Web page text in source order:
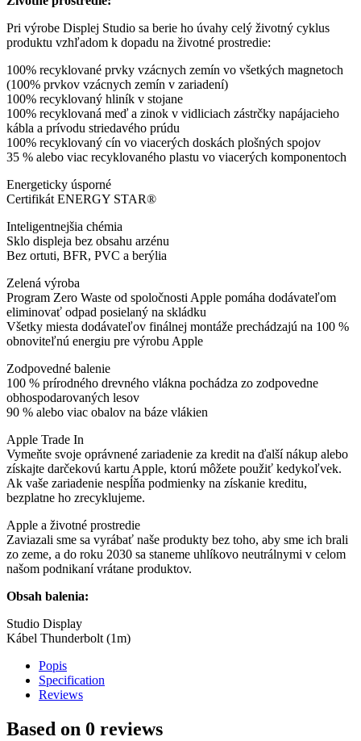
Pri výrobe Displej Studio sa berie ho úvahy celý životný cyklus
produktu vzhľadom k dopadu na životné prostredie:
100% recyklované prvky vzácnych zemín vo všetkých magnetoch
(100% prvkov vzácnych zemín v zariadení)
100% recyklovaný hliník v stojane
100% recyklovaná meď a zinok v vidliciach zástrčky napájacieho
kábla a prívodu striedavého prúdu
100% recyklovaný cín vo viacerých doskách plošných spojov
35 % alebo viac recyklovaného plastu vo viacerých komponentoch
Energeticky úsporné
Certifikát ENERGY STAR®
Inteligentnejšia chémia
Sklo displeja bez obsahu arzénu
Bez ortuti, BFR, PVC a berýlia
Zelená výroba
Program Zero Waste od spoločnosti Apple pomáha dodávateľom
eliminovať odpad posielaný na skládku
Všetky miesta dodávateľov finálnej montáže prechádzajú na 100 %
obnoviteľnú energiu pre výrobu Apple
Zodpovedné balenie
100 % prírodného drevného vlákna pochádza zo zodpovedne
obhospodarovaných lesov
90 % alebo viac obalov na báze vlákien
Apple Trade In
Vymeňte svoje oprávnené zariadenie za kredit na ďalší nákup alebo
získajte darčekovú kartu Apple, ktorú môžete použiť kedykoľvek.
Ak vaše zariadenie nespĺňa podmienky na získanie kreditu,
bezplatne ho zrecyklujeme.
Apple a životné prostredie
Zaviazali sme sa vyrábať naše produkty bez toho, aby sme ich brali
zo zeme, a do roku 2030 sa staneme uhlíkovo neutrálnymi v celom
našom podnikaní vrátane produktov.
Obsah balenia:
Studio Display
Kábel Thunderbolt (1m)
Popis
Specification
Reviews
Based on 0 reviews